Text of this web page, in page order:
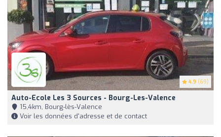
4.9 (69)
Auto-Ecole Les 3 Sources - Bourg-Les-Valence
15,4km, Bourg-lès-Valence
Voir les données d'adresse et de contact